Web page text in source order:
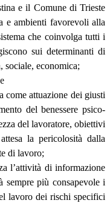
e il Comune di Trieste
e ambienti favorevoli alla
che coinvolga tutti i
sui determinanti di
sociale, economica;
come attuazione dei giusti
del benessere psico-
del lavoratore, obiettivi
la pericolosità dalla
di lavoro;
l’attività di informazione
sempre più consapevole i
lavoro dei rischi specifici